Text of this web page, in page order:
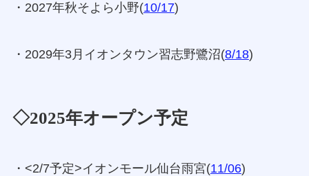
・2027年秋そよら小野(10/17)
・2029年3月イオンタウン習志野鷺沼(8/18)
◇2025年オープン予定
・<2/7予定>イオンモール仙台雨宮(11/06)